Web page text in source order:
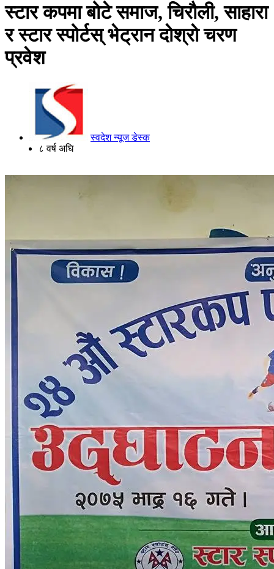
स्टार कपमा बोटे समाज, चिरौली, साहारा
र स्टार स्पोर्टस् भेट्रान दाेश्राे चरण
प्रवेश
स्वदेश न्यूज डेस्क
८ वर्ष अघि